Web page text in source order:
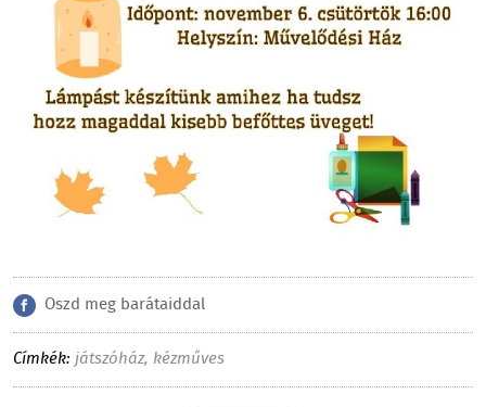
Oszd meg barátaiddal
Címkék: játszóház, kézműves